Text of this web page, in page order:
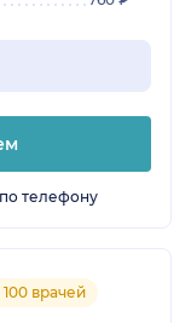
телефону
врачей